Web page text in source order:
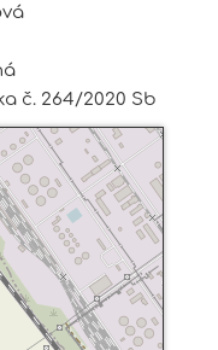
č. 264/2020 Sb